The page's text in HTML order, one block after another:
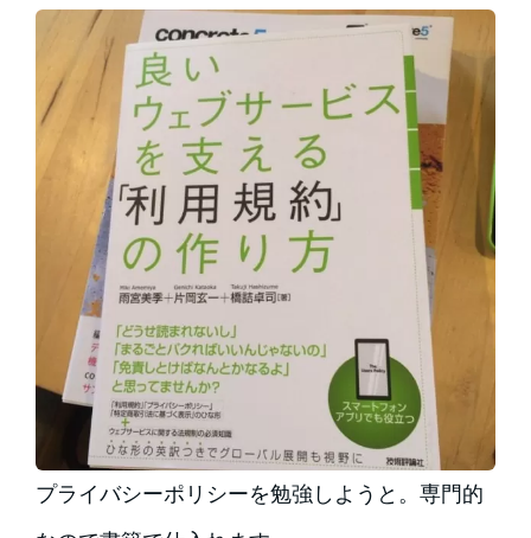
プライバシーポリシーを勉強しようと。専門的